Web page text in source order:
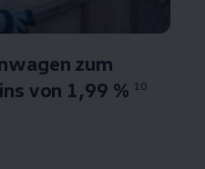
zum
von 1,99 % 10